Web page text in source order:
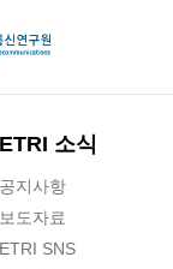
ETRI 소식
공지사항
보도자료
ETRI SNS